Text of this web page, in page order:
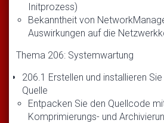
Initprozess)
Bekanntheit von
Auswirkungen auf die
Thema 206: Systemwartung
206.1 Erstellen und installieren
Quelle
Entpacken Sie den Quellcode
Komprimierungs- und